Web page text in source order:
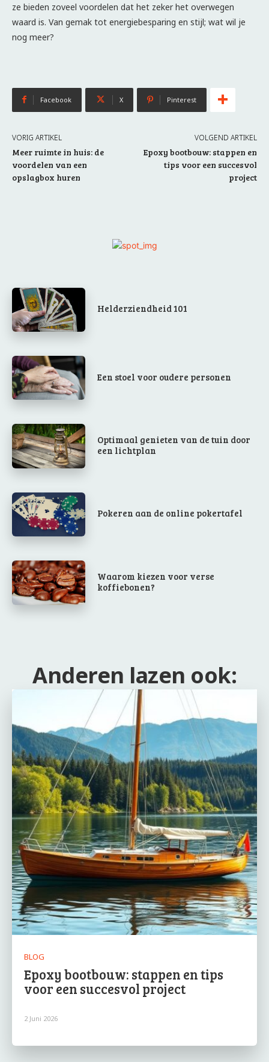
ze bieden zoveel voordelen dat het zeker het overwegen
waard is. Van gemak tot energiebesparing en stijl; wat wil je
nog meer?
Facebook X Pinterest
VORIG ARTIKEL
Meer ruimte in huis: de
voordelen van een
opslagbox huren
VOLGEND ARTIKEL
Epoxy bootbouw: stappen en
tips voor een succesvol
project
Helderziendheid 101
Een stoel voor oudere personen
Optimaal genieten van de tuin door
een lichtplan
Pokeren aan de online pokertafel
Waarom kiezen voor verse
koffiebonen?
Anderen lazen ook:
BLOG
Epoxy bootbouw: stappen en tips
voor een succesvol project
2 Juni 2026